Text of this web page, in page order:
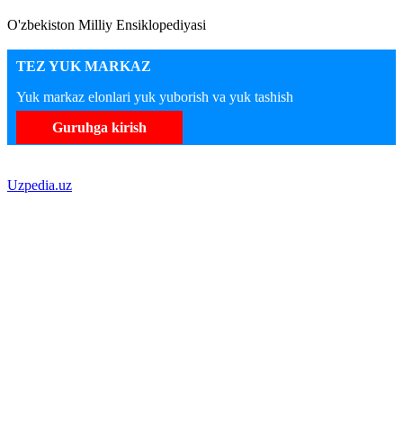
O'zbekiston Milliy Ensiklopediyasi
TEZ YUK MARKAZ
Yuk markaz elonlari yuk yuborish va yuk tashish
Guruhga kirish
Uzpedia.uz